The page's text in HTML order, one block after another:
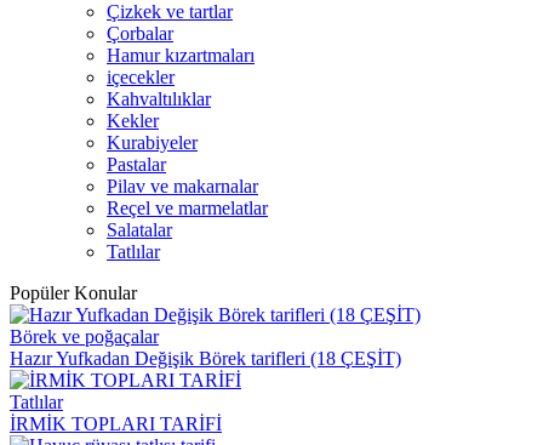
Çizkek ve tartlar
Çorbalar
Hamur kızartmaları
içecekler
Kahvaltılıklar
Kekler
Kurabiyeler
Pastalar
Pilav ve makarnalar
Reçel ve marmelatlar
Salatalar
Tatlılar
Popüler Konular
Börek ve poğaçalar
Hazır Yufkadan Değişik Börek tarifleri (18 ÇEŞİT)
Tatlılar
İRMİK TOPLARI TARİFİ